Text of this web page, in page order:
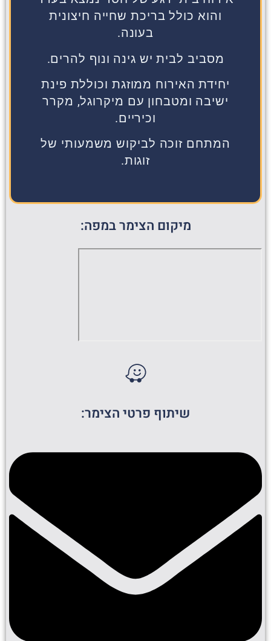
והוא כולל בריכת שחייה חיצונית
בעונה.
מסביב לבית יש גינה ונוף להרים.
יחידת האירוח ממוזגת וכוללת פינת
ישיבה ומטבחון עם מיקרוגל, מקרר
וכיריים.
המתחם זוכה לביקוש משמעותי של
זוגות.
מיקום הצימר במפה:
שיתוף פרטי הצימר: